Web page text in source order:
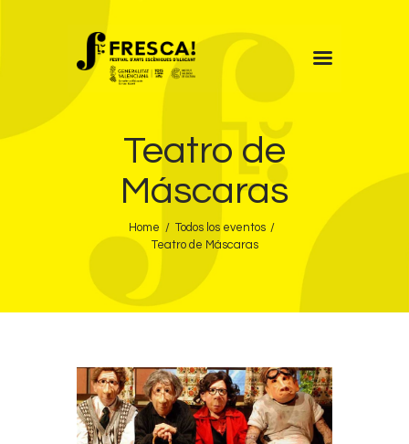
Teatro de
Máscaras
Home
Todos los eventos
Teatro de Máscaras
Programa
Información de interés
Contacto
CAST